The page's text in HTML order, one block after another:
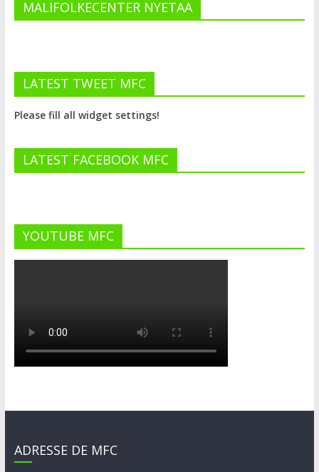
MALIFOLKECENTER NYETAA
LATEST TWEET MFC
Please fill all widget settings!
LATEST FACEBOOK MFC
YOUTUBE MFC
ADRESSE DE MFC